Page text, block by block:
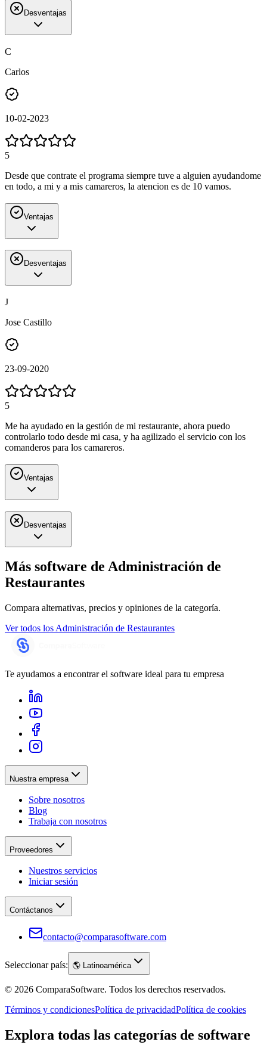
Desventajas
C
Carlos
10-02-2023
5
Desde que contrate el programa siempre tuve a alguien ayudandome
en todo, a mi y a mis camareros, la atencion es de 10 vamos.
Ventajas
Desventajas
J
Jose Castillo
23-09-2020
5
Me ha ayudado en la gestión de mi restaurante, ahora puedo
controlarlo todo desde mi casa, y ha agilizado el servicio con los
comanderos para los camareros.
Ventajas
Desventajas
Más software de Administración de
Restaurantes
Compara alternativas, precios y opiniones de la categoría.
Ver todos los Administración de Restaurantes
Te ayudamos a encontrar el software ideal para tu empresa
Nuestra empresa
Sobre nosotros
Blog
Trabaja con nosotros
Proveedores
Nuestros servicios
Iniciar sesión
Contáctanos
contacto@comparasoftware.com
Seleccionar país: 🌎 Latinoamérica
© 2026 ComparaSoftware. Todos los derechos reservados.
Términos y condicionesPolítica de privacidadPolítica de cookies
Explora todas las categorías de software